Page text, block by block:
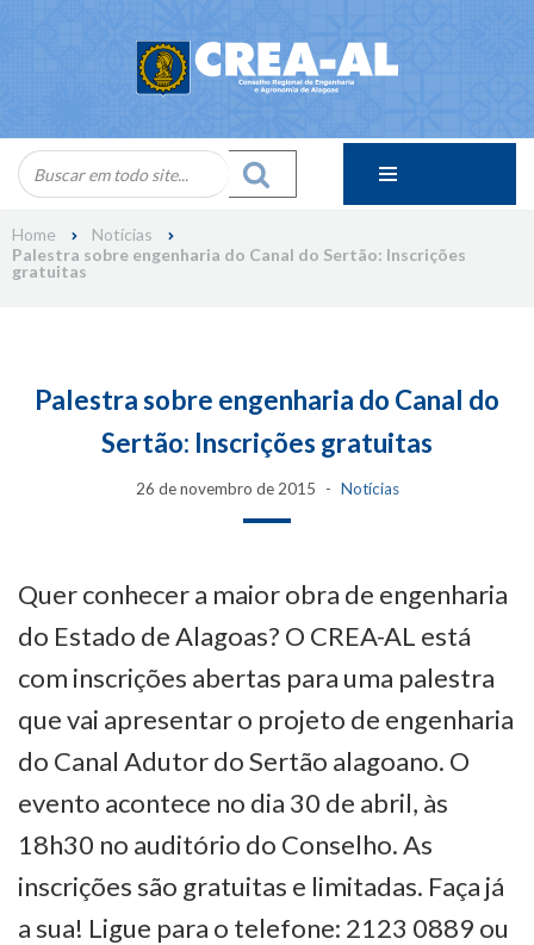
Home
Notícias
Palestra sobre engenharia do Canal do Sertão: Inscrições
gratuitas
Palestra sobre engenharia do Canal do
Sertão: Inscrições gratuitas
26 de novembro de 2015 Notícias
Quer conhecer a maior obra de engenharia
do Estado de Alagoas? O CREA-AL está
com inscrições abertas para uma palestra
que vai apresentar o projeto de engenharia
do Canal Adutor do Sertão alagoano. O
evento acontece no dia 30 de abril, às
18h30 no auditório do Conselho. As
inscrições são gratuitas e limitadas. Faça já
a sua! Ligue para o telefone: 2123 0889 ou